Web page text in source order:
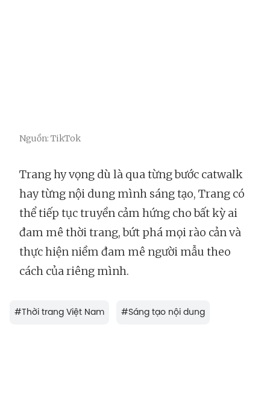
Nguồn: TikTok
Trang hy vọng dù là qua từng bước catwalk
hay từng nội dung mình sáng tạo, Trang có
thể tiếp tục truyền cảm hứng cho bất kỳ ai
đam mê thời trang, bứt phá mọi rào cản và
thực hiện niềm đam mê người mẫu theo
cách của riêng mình.
#Thời trang Việt Nam #Sáng tạo nội dung